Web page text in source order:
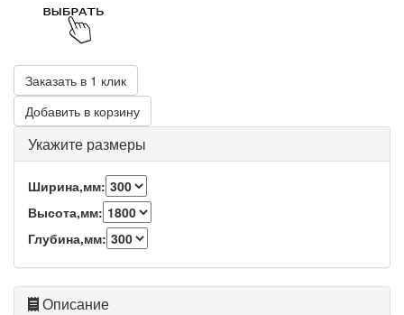
Заказать в 1 клик
Добавить в корзину
Укажите размеры
Ширина,мм:
Высота,мм:
Глубина,мм:
Описание